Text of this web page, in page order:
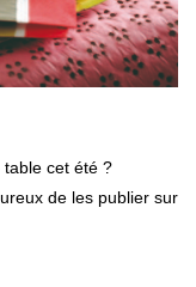
table cet été ?
de les publier sur